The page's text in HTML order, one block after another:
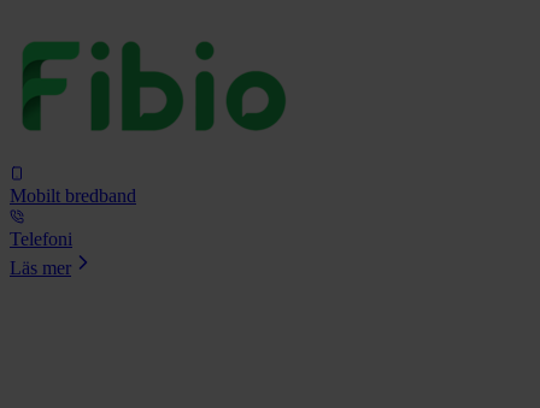
Mobilt bredband
Telefoni
Läs mer